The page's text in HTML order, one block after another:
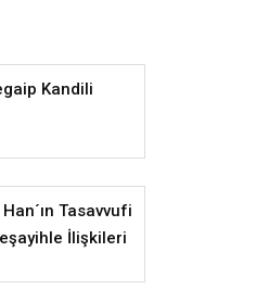
Kandili
Tasavvufi
İlişkileri